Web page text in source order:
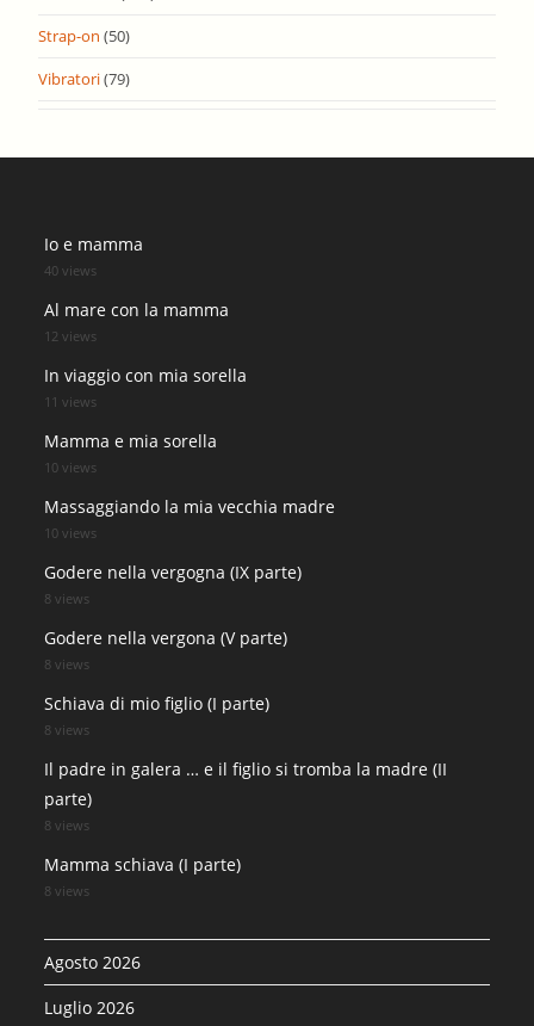
Strap-on (50)
Vibratori(79)
Io e mamma
40 views
Al mare con la mamma
12 views
In viaggio con mia sorella
11 views
Mamma e mia sorella
10 views
Massaggiando la mia vecchia madre
10 views
Godere nella vergogna (IX parte)
8 views
Godere nella vergona (V parte)
8 views
Schiava di mio figlio (I parte)
8 views
Il padre in galera … e il figlio si tromba la madre (II
parte)
8 views
Mamma schiava (I parte)
8 views
Agosto 2026
Luglio 2026